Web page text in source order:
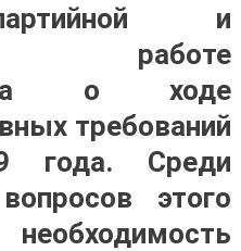
партийной и
работе
о ходе
требований
года. Среди
этого